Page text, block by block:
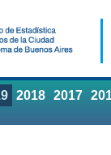
2018 2017